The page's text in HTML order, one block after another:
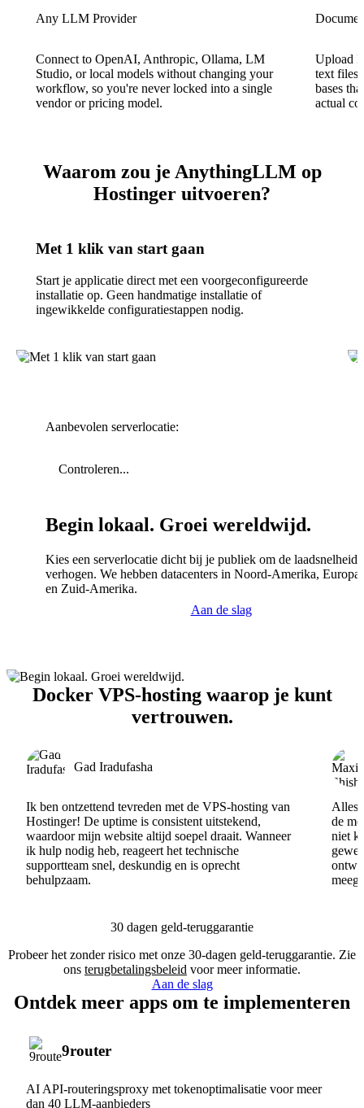
Any LLM Provider
Connect to OpenAI, Anthropic, Ollama, LM
Studio, or local models without changing your
workflow, so you're never locked into a single
vendor or pricing model.
Upload
text files
bases
actual
Waarom zou je AnythingLLM op
Hostinger uitvoeren?
Met 1 klik van start gaan
Start je applicatie direct met een voorgeconfigureerde
installatie op. Geen handmatige installatie of
ingewikkelde configuratiestappen nodig.
Aanbevolen serverlocatie:
Controleren...
Begin lokaal. Groei wereldwijd.
Kies een serverlocatie dicht bij je publiek om de laadsnelheid
verhogen. We hebben datacenters in Noord-Amerika,
en Zuid-Amerika.
Aan de slag
Docker VPS-hosting waarop je kunt
vertrouwen.
Gad Iradufasha
Ik ben ontzettend tevreden met de VPS-hosting van
Hostinger! De uptime is consistent uitstekend,
waardoor mijn website altijd soepel draait. Wanneer
ik hulp nodig heb, reageert het technische
supportteam snel, deskundig en is oprecht
behulpzaam.
Alles
de
niet
30 dagen geld-teruggarantie
Probeer het zonder risico met onze 30-dagen geld-teruggarantie. Zie
ons terugbetalingsbeleid voor meer informatie.
Aan de slag
Ontdek meer apps om te implementeren
9router
AI API-routeringsproxy met tokenoptimalisatie voor meer
dan 40 LLM-aanbieders